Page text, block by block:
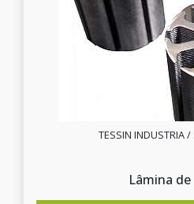
TESSIN INDUSTRIA
Lâmina